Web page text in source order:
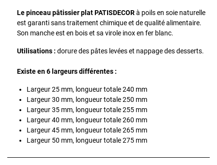
Le pinceau pâtissier plat PATISDECORà poils en soie naturelle
est garanti sans traitement chimique et de qualité alimentaire.
Son manche est en bois et sa virole inox en fer blanc.
Utilisations : dorure des pâtes levées et nappage des desserts.
Existe en 6 largeurs différentes :
Largeur 25 mm, longueur totale 240 mm
Largeur 30 mm, longueur totale 250 mm
Largeur 35 mm, longueur totale 255 mm
Largeur 40 mm, longueur totale 260 mm
Largeur 45 mm, longueur totale 265 mm
Largeur 50 mm, longueur totale 275 mm